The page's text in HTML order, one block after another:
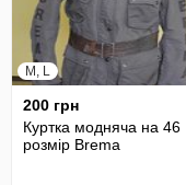
M, L
200 грн
Куртка модняча на 46
розмір Brema